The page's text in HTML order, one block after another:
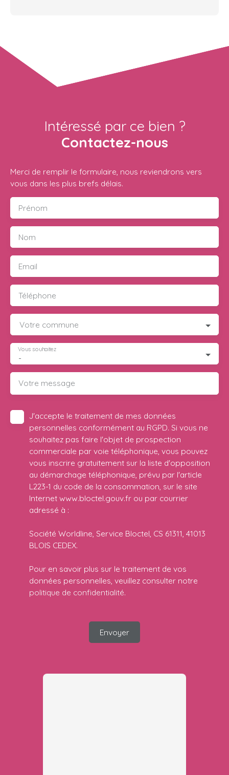
Intéressé par ce bien ?
Contactez-nous
Merci de remplir le formulaire, nous reviendrons vers
vous dans les plus brefs délais.
Prénom
Nom
Email
Téléphone
Votre commune
-
Vous souhaitez
Votre message
J'accepte le traitement de mes données
personnelles conformément au RGPD. Si vous ne
souhaitez pas faire l'objet de prospection
commerciale par voie téléphonique, vous pouvez
vous inscrire gratuitement sur la liste d'opposition
au démarchage téléphonique, prévu par l'article
L223-1 du code de la consommation, sur le site
Internet www.bloctel.gouv.fr ou par courrier
adressé à :
Société Worldline, Service Bloctel, CS 61311, 41013
BLOIS CEDEX.
Pour en savoir plus sur le traitement de vos
données personnelles, veuillez consulter notre
politique de confidentialité.
Envoyer